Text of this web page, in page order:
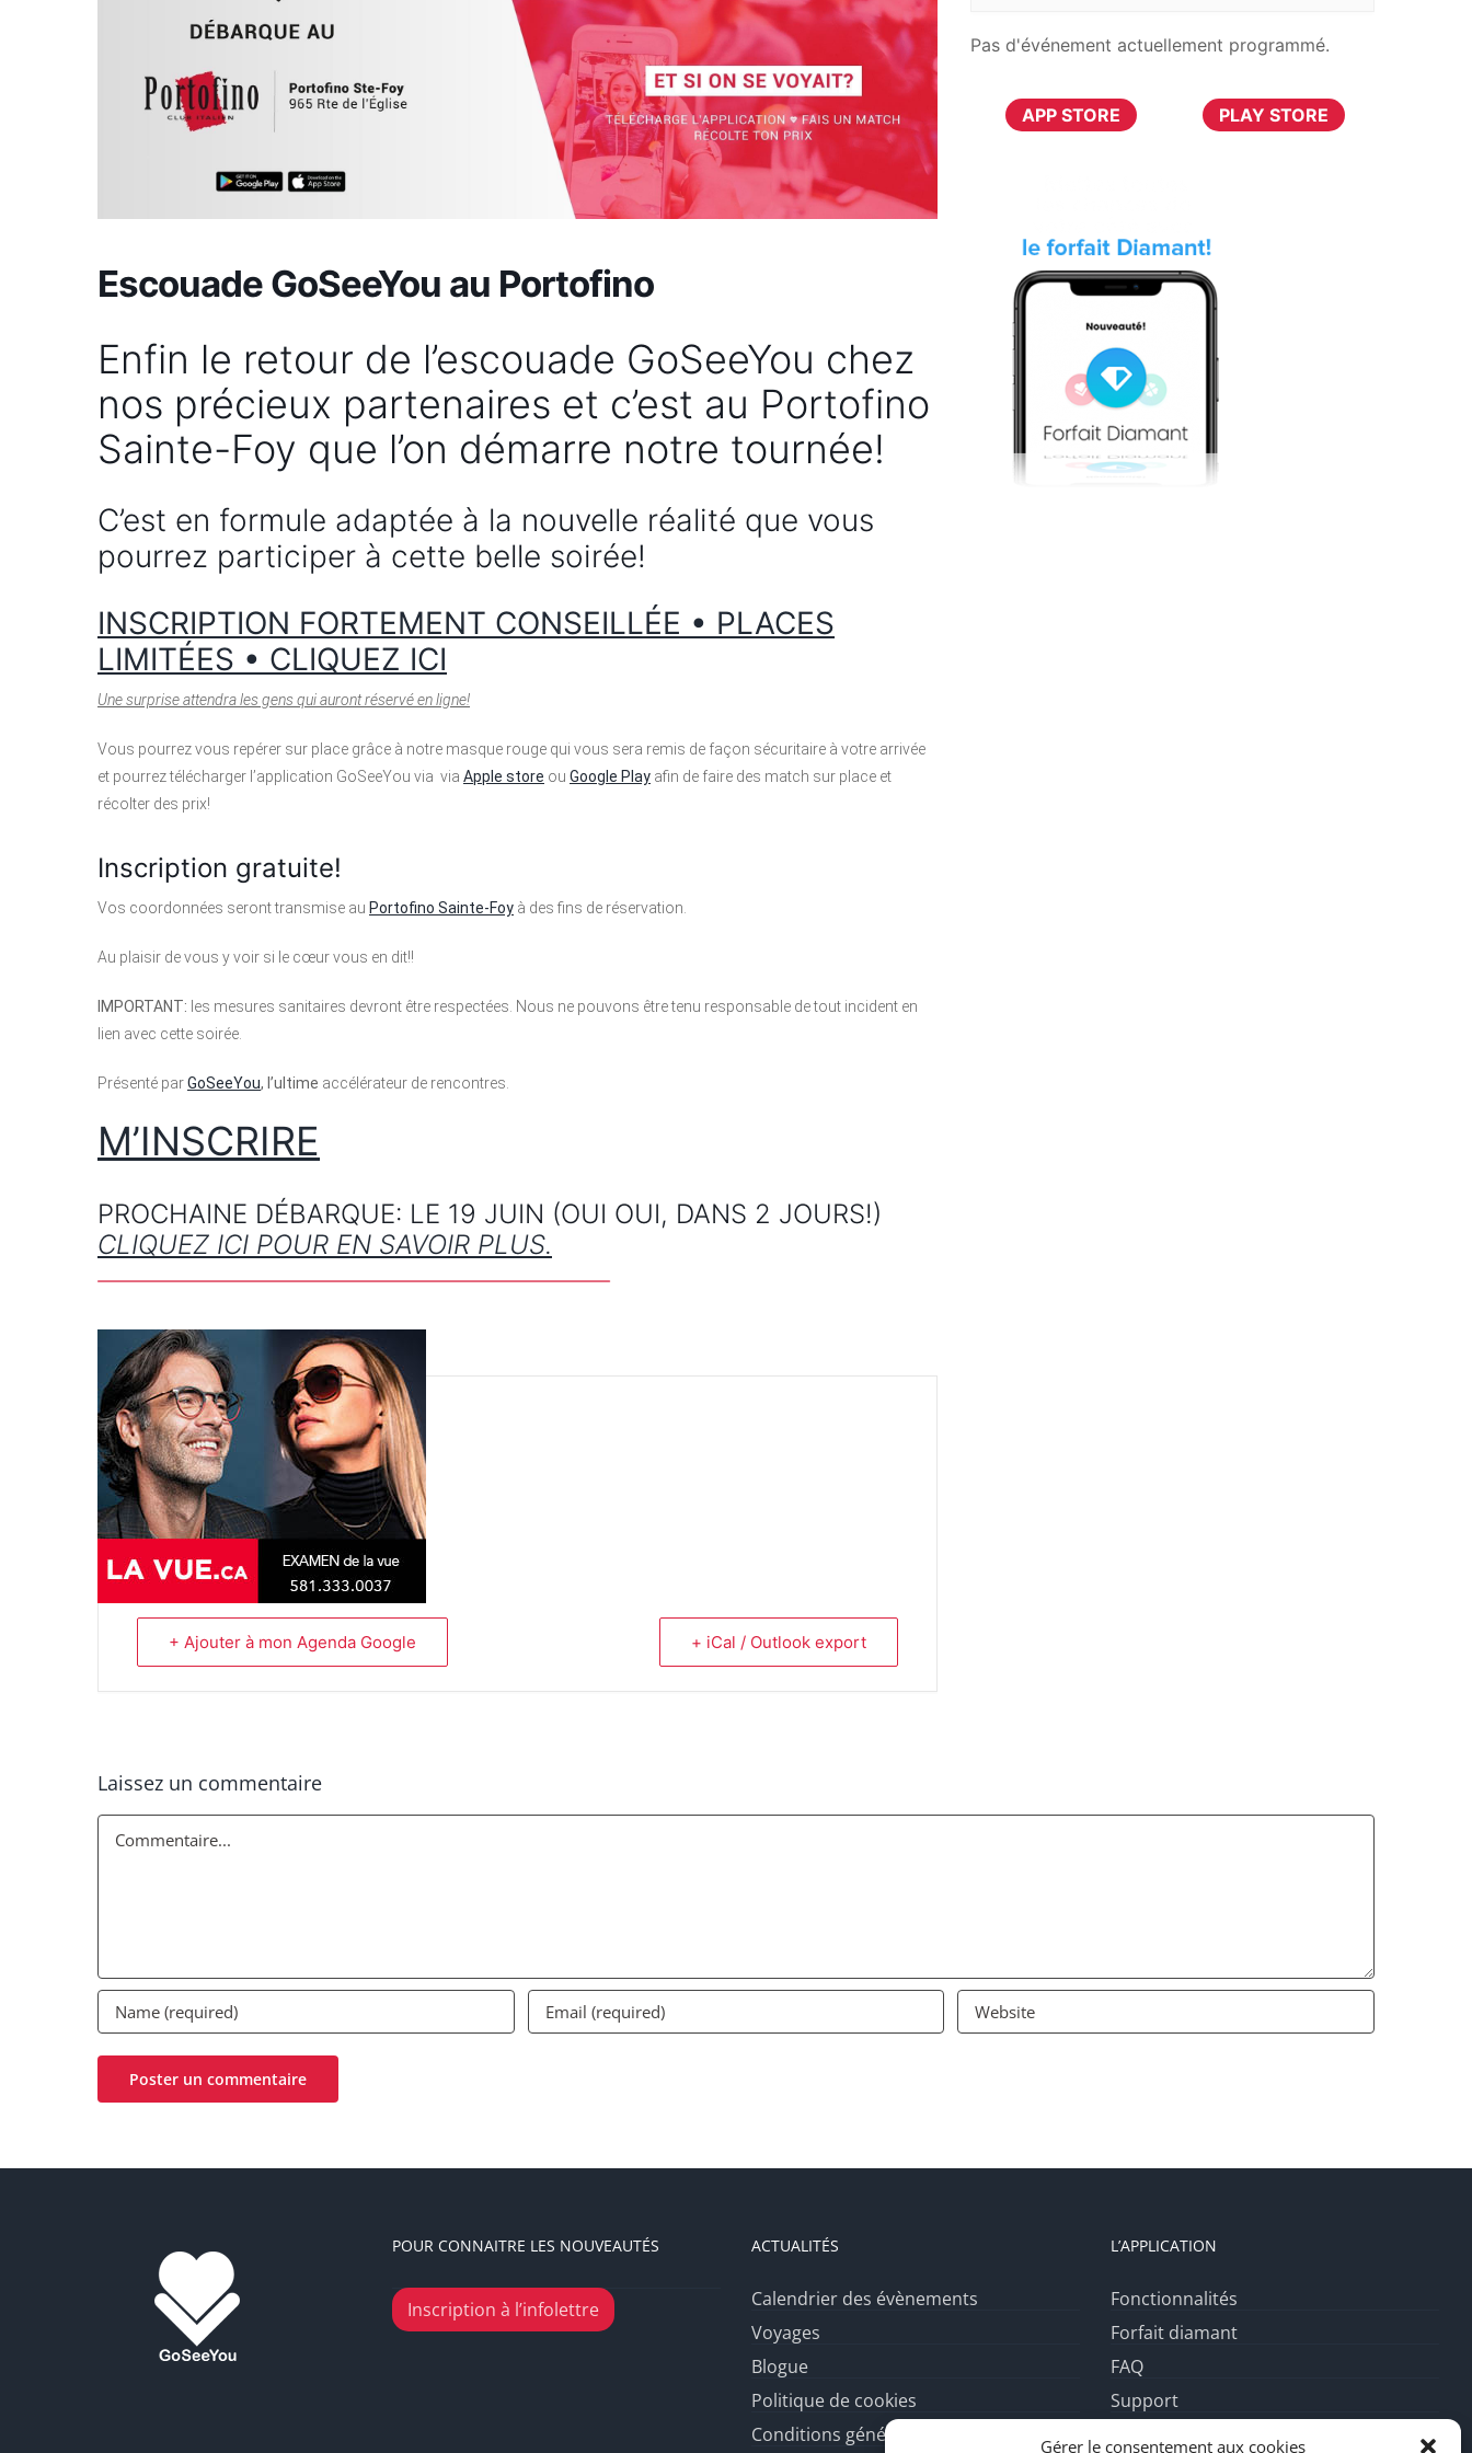
Gérer le consentement aux cookies
Escouade GoSeeYou au Portofino
Enfin le retour de l’escouade GoSeeYou chez
nos précieux partenaires et c’est au Portofino
Sainte-Foy que l’on démarre notre tournée!
C’est en formule adaptée à la nouvelle réalité que vous
pourrez participer à cette belle soirée!
INSCRIPTION FORTEMENT CONSEILLÉE • PLACES
LIMITÉES • CLIQUEZ ICI
Une surprise attendra les gens qui auront réservé en ligne!
Vous pourrez vous repérer sur place grâce à notre masque rouge qui vous sera remis de façon sécuritaire à votre arrivée
et pourrez télécharger l’application GoSeeYou via via Apple store ou Google Play afin de faire des match sur place et
récolter des prix!
Inscription gratuite!
Vos coordonnées seront transmise au Portofino Sainte-Foy à des fins de réservation.
Au plaisir de vous y voir si le cœur vous en dit!!
IMPORTANT: les mesures sanitaires devront être respectées. Nous ne pouvons être tenu responsable de tout incident en
lien avec cette soirée.
Présenté parGoSeeYou, l’ultime accélérateur de rencontres.
M’INSCRIRE
PROCHAINE DÉBARQUE: LE 19 JUIN (OUI OUI, DANS 2 JOURS!)
CLIQUEZ ICI POUR EN SAVOIR PLUS.
+ Ajouter à mon Agenda Google + iCal / Outlook export
Pas d'événement actuellement programmé.
APP STORE PLAY STORE
Laissez un commentaire
Commentaire
POUR CONNAITRE LES NOUVEAUTÉS
Inscription à l’infolettre
ACTUALITÉS
Calendrier des évènements
Voyages
Blogue
Politique de cookies
Conditions générales
L’APPLICATION
Fonctionnalités
Forfait diamant
FAQ
Support